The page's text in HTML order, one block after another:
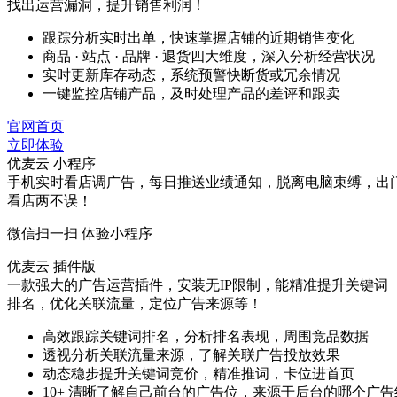
找出运营漏洞，提升销售利润！
跟踪分析实时出单，快速掌握店铺的近期销售变化
商品 · 站点 · 品牌 · 退货四大维度，深入分析经营状况
实时更新库存动态，系统预警快断货或冗余情况
一键监控店铺产品，及时处理产品的差评和跟卖
官网首页
立即体验
优麦云 小程序
手机实时看店调广告，每日推送业绩通知，脱离电脑束缚，出
看店两不误！
微信扫一扫 体验小程序
优麦云 插件版
一款强大的广告运营插件，安装无IP限制，能精准提升关键词
排名，优化关联流量，定位广告来源等！
高效跟踪关键词排名，分析排名表现，周围竞品数据
透视分析关联流量来源，了解关联广告投放效果
动态稳步提升关键词竞价，精准推词，卡位进首页
10+ 清晰了解自己前台的广告位，来源于后台的哪个广告